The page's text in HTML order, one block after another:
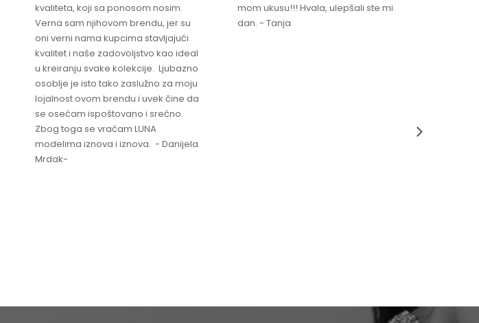
kvaliteta, koji sa ponosom nosim.
Verna sam njihovom brendu, jer su
oni verni nama kupcima stavljajući
kvalitet i naše zadovoljstvo kao ideal
u kreiranju svake kolekcije. Ljubazno
osoblje je isto tako zaslužno za moju
lojalnost ovom brendu i uvek čine da
se osećam ispoštovano i srećno.
Zbog toga se vraćam LUNA
modelima iznova i iznova. - Danijela
Mrdak-
mom ukusu!!! Hvala, ulepšali ste mi
dan. - Tanja